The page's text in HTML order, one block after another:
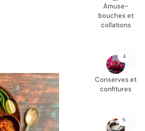
Amuse-
bouches et
collations
4
Conserves et
confitures
5